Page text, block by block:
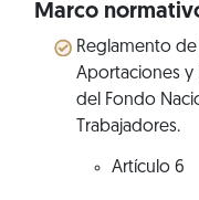
Marco
Reglamento
Aportaciones y
del Fondo
Trabajadores.
Artículo 6